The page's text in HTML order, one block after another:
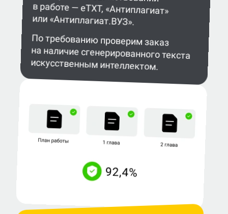
или «Антиплагиат.ВУЗ».
По требованию проверим заказ
на наличие сгенерированного текста
искусственным интеллектом.